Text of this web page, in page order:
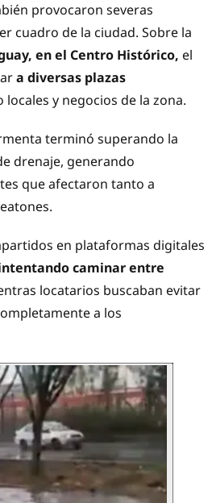
provocaron severas
cuadro de la ciudad. Sobre la
en el Centro Histórico, el
a diversas plazas
locales y negocios de la zona.
terminó superando la
drenaje, generando
que afectaron tanto a
en plataformas digitales
caminar entre
locatarios buscaban evitar
a los